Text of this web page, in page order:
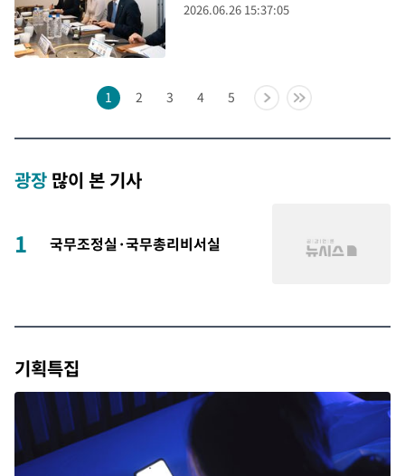
2026.06.26 15:37:05
1 2 3 4 5
광장 많이 본 기사
1 국무조정실·국무총리비서실
기획특집